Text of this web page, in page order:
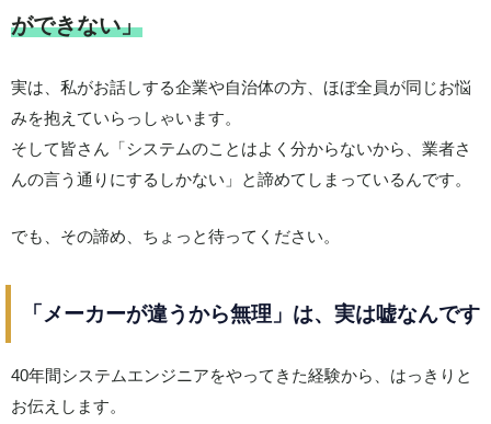
ができない」
実は、私がお話しする企業や自治体の方、ほぼ全員が同じお悩
みを抱えていらっしゃいます。
そして皆さん「システムのことはよく分からないから、業者さ
んの言う通りにするしかない」と諦めてしまっているんです。
でも、その諦め、ちょっと待ってください。
「メーカーが違うから無理」は、実は嘘なんです
40年間システムエンジニアをやってきた経験から、はっきりと
お伝えします。